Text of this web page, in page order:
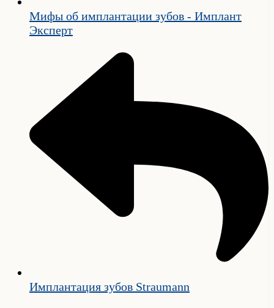
Мифы об имплантации зубов - Имплант
Эксперт
Имплантация зубов Straumann